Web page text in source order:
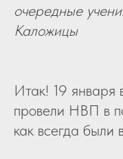
очередные
Каложицы
Итак! 19
провели НВП в
как всегда были